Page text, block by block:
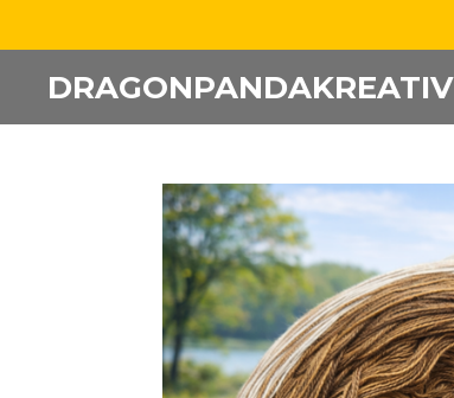
springen
DRAGONPANDAKREATIV